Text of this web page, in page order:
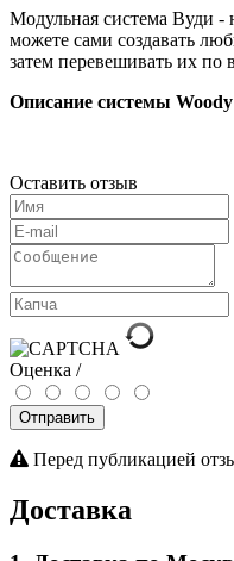
Модульная система Вуди -
можете сами создавать
затем перевешивать их
Описание системы
Оставить отзыв
Оценка /
Отправить
Перед публикацией
Доставка